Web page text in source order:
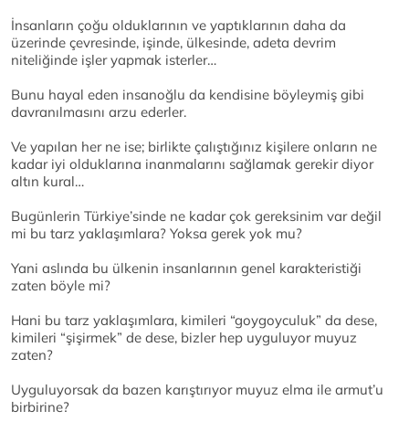
İnsanların çoğu olduklarının ve yaptıklarının daha da
üzerinde çevresinde, işinde, ülkesinde, adeta devrim
niteliğinde işler yapmak isterler…
Bunu hayal eden insanoğlu da kendisine böyleymiş gibi
davranılmasını arzu ederler.
Ve yapılan her ne ise; birlikte çalıştığınız kişilere onların ne
kadar iyi olduklarına inanmalarını sağlamak gerekir diyor
altın kural…
Bugünlerin Türkiye’sinde ne kadar çok gereksinim var değil
mi bu tarz yaklaşımlara? Yoksa gerek yok mu?
Yani aslında bu ülkenin insanlarının genel karakteristiği
zaten böyle mi?
Hani bu tarz yaklaşımlara, kimileri “goygoyculuk” da dese,
kimileri “şişirmek” de dese, bizler hep uyguluyor muyuz
zaten?
Uyguluyorsak da bazen karıştırıyor muyuz elma ile armut’u
birbirine?